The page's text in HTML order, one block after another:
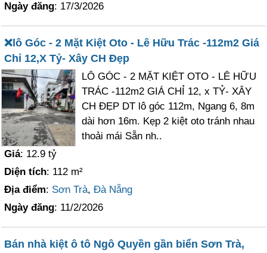
Ngày đăng: 17/3/2026
❌lô Góc - 2 Mặt Kiệt Oto - Lê Hữu Trác -112m2 Giá
Chỉ 12,X Tỷ- Xây CH Đẹp
LÔ GÓC - 2 MẶT KIỆT OTO - LÊ HỮU
TRÁC -112m2 GIÁ CHỈ 12, x TỶ- XÂY
CH ĐẸP DT lô góc 112m, Ngang 6, 8m
dài hơn 16m. Kẹp 2 kiệt oto tránh nhau
thoải mái Sẵn nh..
Giá: 12.9 tỷ
Diện tích: 112 m²
Địa điểm: Sơn Trà,Đà Nẵng
Ngày đăng: 11/2/2026
Bán nhà kiệt ô tô Ngô Quyền gần biển Sơn Trà,